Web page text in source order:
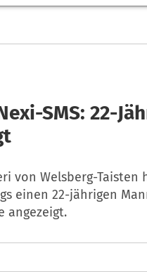
SMS: 22-
von Welsberg-
einen 22-jährigen
angezeigt.